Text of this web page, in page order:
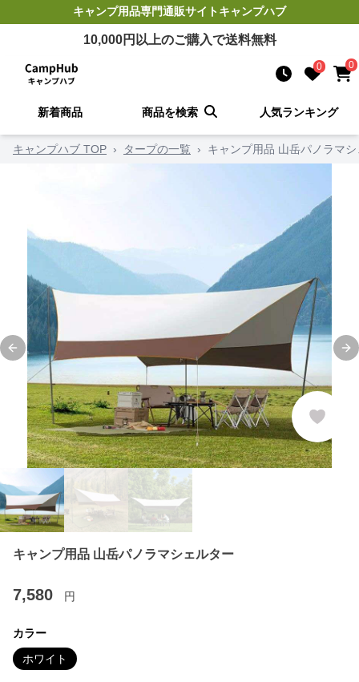
キャンプ用品専門通販サイトキャンプハブ
10,000円以上のご購入で送料無料
0 0
新着商品 商品を検索 人気ランキング
キャンプハブ TOP › タープの一覧 › キャンプ用品 山岳パノラマ
Previous slide
キャンプ用品 山岳パノラマシェルター
7,580 円
カラー
ホワイト